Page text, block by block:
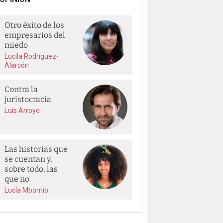
Otro éxito de los
empresarios del
miedo
Lucila Rodríguez-
Alarcón
Contra la
juristocracia
Luis Arroyo
Las historias que
se cuentan y,
sobre todo, las
que no
Lucía Mbomío